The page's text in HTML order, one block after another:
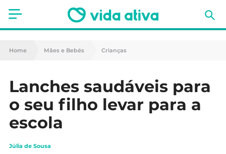
Saúde
Nutrição
Receitas
Fitness
Home Mães e Bebés Crianças
Lanches saudáveis para
o seu filho levar para a
escola
Júlia de Sousa